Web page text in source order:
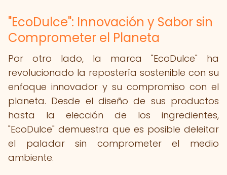
"EcoDulce": Innovación y Sabor sin
Comprometer el Planeta
Por otro lado, la marca "EcoDulce" ha
revolucionado la repostería sostenible con su
enfoque innovador y su compromiso con el
planeta. Desde el diseño de sus productos
hasta la elección de los ingredientes,
"EcoDulce" demuestra que es posible deleitar
el paladar sin comprometer el medio
ambiente.